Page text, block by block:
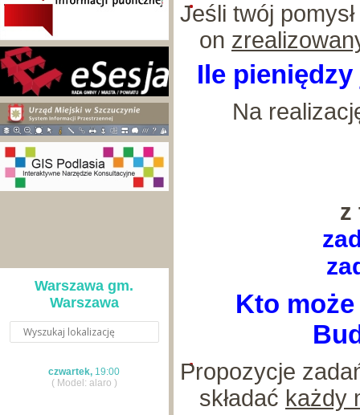
Warszawa gm.
Warszawa
czwartek, 19:00
( Model: alaro )
Jeśli twój
on
Ile
Na
z
Kto
Propozycje
składać każdy